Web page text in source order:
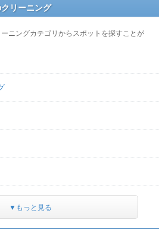
リーニング
ニングカテゴリからスポットを探すことが
▼もっと見る